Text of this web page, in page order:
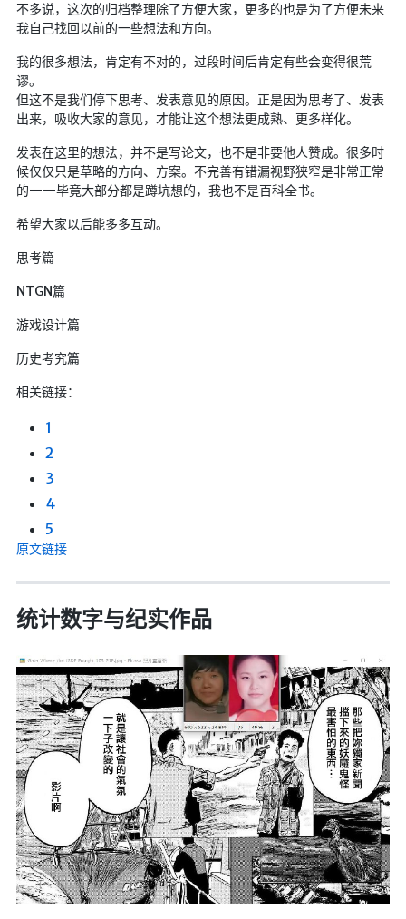
不多说，这次的归档整理除了方便大家，更多的也是为了方便未来
我自己找回以前的一些想法和方向。
我的很多想法，肯定有不对的，过段时间后肯定有些会变得很荒
谬。
但这不是我们停下思考、发表意见的原因。正是因为思考了、发表
出来，吸收大家的意见，才能让这个想法更成熟、更多样化。
发表在这里的想法，并不是写论文，也不是非要他人赞成。很多时
候仅仅只是草略的方向、方案。不完善有错漏视野狭窄是非常正常
的——毕竟大部分都是蹲坑想的，我也不是百科全书。
希望大家以后能多多互动。
思考篇
NTGN篇
游戏设计篇
历史考究篇
相关链接：
1
2
3
4
5
原文链接
统计数字与纪实作品